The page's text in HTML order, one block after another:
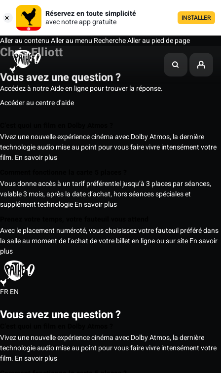
Réservez en toute simplicité
avec notre app gratuite
INSTALLER
Aller au contenuAller au menu RechercheAller au pied de page
Chris Elliott
Vous avez une question ?
Accédez à notre Aide en ligne pour trouver la réponse.
Accéder au centre d'aide
Vivez une nouvelle expérience cinéma avec Dolby Atmos, la dernière
technologie audio mise au point pour vous faire vivre intensément votre
film. En savoir plus
Vous donne accès à un tarif préférentiel jusqu’à 3 places par séances,
valable 3 mois, après la date d’achat, hors séances spéciales et
supplément technologieEn savoir plus
Avec le placement numéroté, vous choisissez votre fauteuil préféré dans
la salle au moment de l’achat de votre billet en ligne ou sur siteEn savoir
plus
FREN
Vous avez une question ?
Vivez une nouvelle expérience cinéma avec Dolby Atmos, la dernière
technologie audio mise au point pour vous faire vivre intensément votre
film. En savoir plus